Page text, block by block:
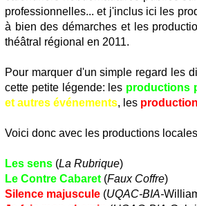
professionnelles... et j'inclus ici les
à bien des démarches et les
théâtral régional en 2011.
Pour marquer d'un simple regard les
cette petite légende: les productions
et autres événements, les
Voici donc avec les productions
Les sens (La Rubrique)
Le Contre Cabaret (Faux Coffre)
Silence majuscule (UQAC-BIA-